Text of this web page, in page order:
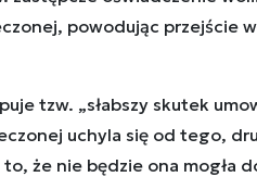
powodując przejście
tzw. „słabszy skutek
uchyla się od tego,
że nie będzie ona mogła